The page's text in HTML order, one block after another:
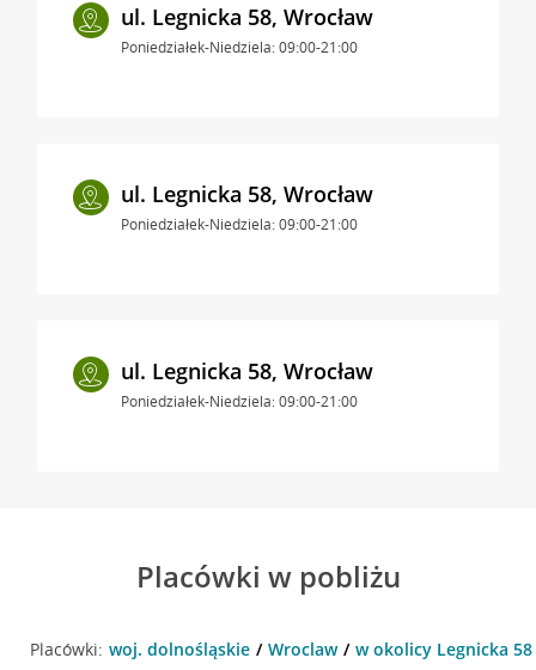
ul. Legnicka 58, Wrocław
Poniedziałek-Niedziela: 09:00-21:00
ul. Legnicka 58, Wrocław
Poniedziałek-Niedziela: 09:00-21:00
ul. Legnicka 58, Wrocław
Poniedziałek-Niedziela: 09:00-21:00
Placówki w pobliżu
Placówki: woj. dolnośląskie Wroclaw w okolicy Legnicka